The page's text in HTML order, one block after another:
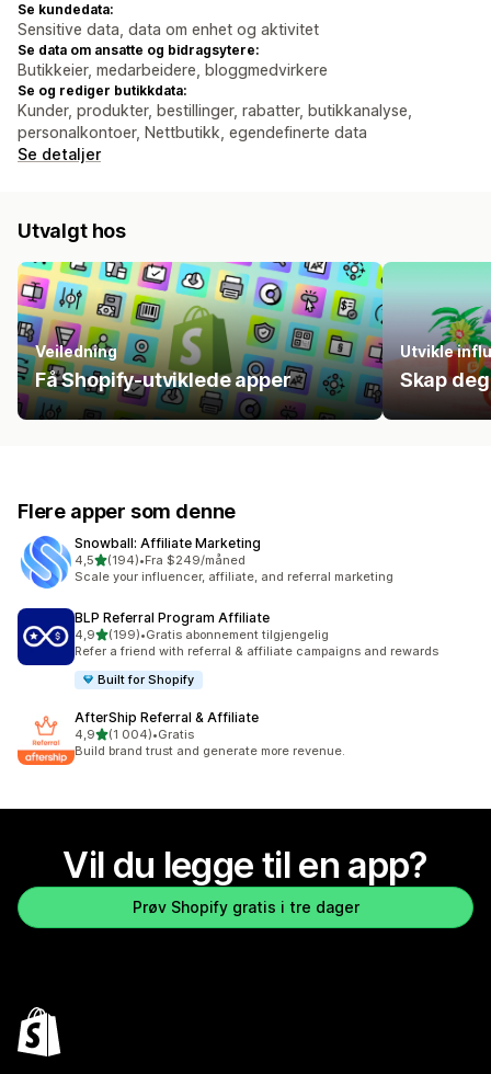
Se kundedata:
Sensitive data, data om enhet og aktivitet
Se data om ansatte og bidragsytere:
Butikkeier, medarbeidere, bloggmedvirkere
Se og rediger butikkdata:
Kunder, produkter, bestillinger, rabatter, butikkanalyse,
personalkontoer, Nettbutikk, egendefinerte data
Se detaljer
Utvalgt hos
Veiledning
Få Shopify-utviklede apper
Utvikle
Skap
Flere apper som denne
Snowball: Affiliate Marketing
4,5av 5 stjerner
(194)
Totalt 194 omtaler
•Fra $249/måned
Scale your influencer, affiliate, and referral marketing
BLP Referral Program Affiliate
4,9av 5 stjerner
(199)
Totalt 199 omtaler
•Gratis abonnement tilgjengelig
Refer a friend with referral & affiliate campaigns and rewards
Built for Shopify
AfterShip Referral & Affiliate
4,9av 5 stjerner
(1 004)
Totalt 1004 omtaler
•Gratis
Build brand trust and generate more revenue.
Vil du legge til en app?
Prøv Shopify gratis i tre dager